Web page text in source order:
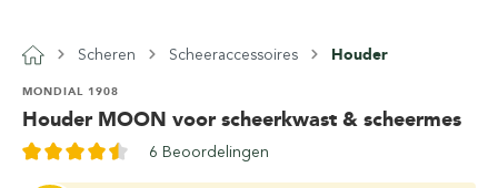
Scheren Scheeraccessoires Houder
Houder MOON voor scheerkwast & scheermes
MONDIAL 1908
6 Beoordelingen